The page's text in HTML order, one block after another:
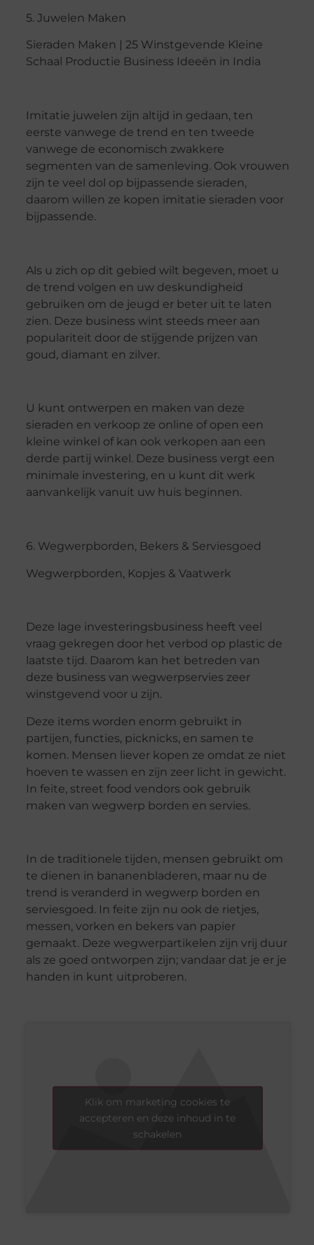
5. Juwelen Maken
Sieraden Maken | 25 Winstgevende Kleine
Schaal Productie Business Ideeën in India
Imitatie juwelen zijn altijd in gedaan, ten
eerste vanwege de trend en ten tweede
vanwege de economisch zwakkere
segmenten van de samenleving. Ook vrouwen
zijn te veel dol op bijpassende sieraden,
daarom willen ze kopen imitatie sieraden voor
bijpassende.
Als u zich op dit gebied wilt begeven, moet u
de trend volgen en uw deskundigheid
gebruiken om de jeugd er beter uit te laten
zien. Deze business wint steeds meer aan
populariteit door de stijgende prijzen van
goud, diamant en zilver.
U kunt ontwerpen en maken van deze
sieraden en verkoop ze online of open een
kleine winkel of kan ook verkopen aan een
derde partij winkel. Deze business vergt een
minimale investering, en u kunt dit werk
aanvankelijk vanuit uw huis beginnen.
6. Wegwerpborden, Bekers & Serviesgoed
Wegwerpborden, Kopjes & Vaatwerk
Deze lage investeringsbusiness heeft veel
vraag gekregen door het verbod op plastic de
laatste tijd. Daarom kan het betreden van
deze business van wegwerpservies zeer
winstgevend voor u zijn.
Deze items worden enorm gebruikt in
partijen, functies, picknicks, en samen te
komen. Mensen liever kopen ze omdat ze niet
hoeven te wassen en zijn zeer licht in gewicht.
In feite, street food vendors ook gebruik
maken van wegwerp borden en servies.
In de traditionele tijden, mensen gebruikt om
te dienen in bananenbladeren, maar nu de
trend is veranderd in wegwerp borden en
serviesgoed. In feite zijn nu ook de rietjes,
messen, vorken en bekers van papier
gemaakt. Deze wegwerpartikelen zijn vrij duur
als ze goed ontworpen zijn; vandaar dat je er je
handen in kunt uitproberen.
Klik om marketing cookies te
accepteren en deze inhoud in te
schakelen